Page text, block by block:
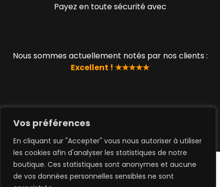
Vos préférences
En cliquant sur "Accepter" vous nous autoriser à utiliser
les cookies afin d'analyser les statistiques de notre
boutique. Ces statistiques sont anonymes et aucune
de vos données personnelles sensibles ne sont
Payez en toute sécurité avec
Nous sommes actuellement notés par nos clients :
Excellent ! ★★★★★
© 2019 - 2023 www.lucky-geek.com par QUEEN TOYS
0